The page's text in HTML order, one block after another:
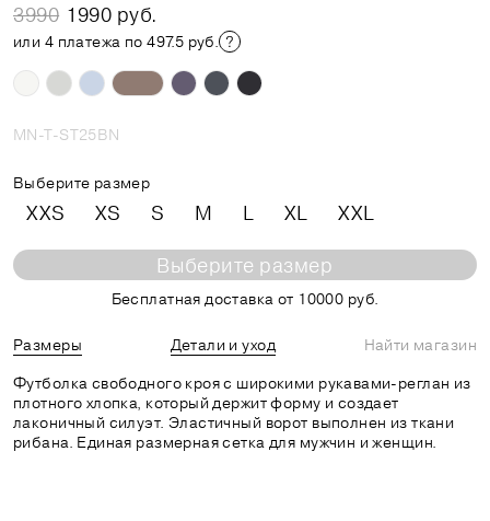
3990 1990 руб.
или 4 платежа по 497.5 руб.
MN-T-ST25BN
Выберите размер
XXS XS S M L XL XXL
Выберите размер
Бесплатная доставка от 10000 руб.
Размеры Детали и уход
Найти магазин
Футболка свободного кроя с широкими рукавами-реглан из
плотного хлопка, который держит форму и создает
лаконичный силуэт. Эластичный ворот выполнен из ткани
рибана. Единая размерная сетка для мужчин и женщин.